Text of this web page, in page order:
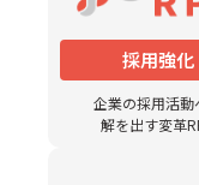
採用強化
企業の採用活動
解を出す変革
お